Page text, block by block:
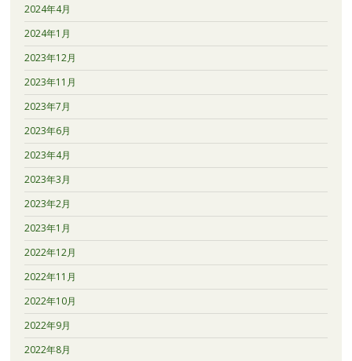
2024年4月
2024年1月
2023年12月
2023年11月
2023年7月
2023年6月
2023年4月
2023年3月
2023年2月
2023年1月
2022年12月
2022年11月
2022年10月
2022年9月
2022年8月